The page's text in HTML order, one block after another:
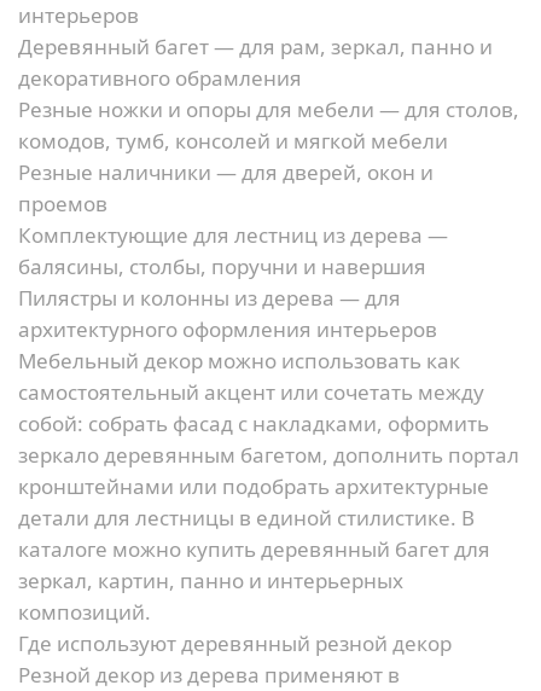
интерьеров
Деревянный багет— для рам, зеркал, панно и
декоративного обрамления
Резные ножки и опоры для мебели — для столов,
комодов, тумб, консолей и мягкой мебели
Резные наличники — для дверей, окон и
проемов
Комплектующие для лестниц из дерева —
балясины, столбы, поручни и навершия
Пилястры и колонны из дерева — для
архитектурного оформления интерьеров
Мебельный декор можно использовать как
самостоятельный акцент или сочетать между
собой: собрать фасад с накладками, оформить
зеркало деревянным багетом, дополнить портал
кронштейнами или подобрать архитектурные
детали для лестницы в единой стилистике. В
каталоге можно купить деревянный багет для
зеркал, картин, панно и интерьерных
композиций.
Где используют деревянный резной декор
Резной декор из дерева применяют в